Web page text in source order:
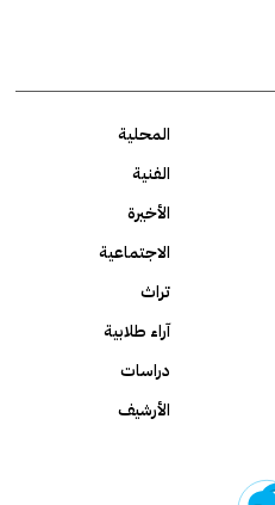
المحلية
الفنية
الأخيرة
الاجتماعية
تراث
آراء طلابية
دراسات
الأرشيف